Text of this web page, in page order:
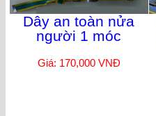
Dây an toàn nửa
người 1 móc
Giá: 170,000 VNĐ